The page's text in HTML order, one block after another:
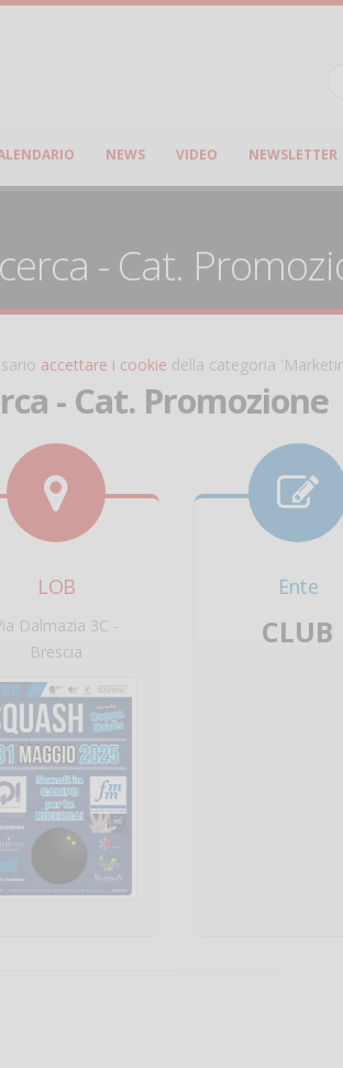
NEWS VIDEO NEWSLETTER
- Cat.
accettare i cookie della categoria
- Cat. Promozione
LOB
Dalmazia 3C -
Brescia
Ente
CLUB